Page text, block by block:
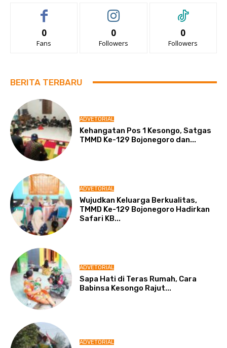
0
Fans
0
Followers
0
Followers
BERITA TERBARU
ADVETORIAL
Kehangatan Pos 1 Kesongo, Satgas
TMMD Ke-129 Bojonegoro dan...
ADVETORIAL
Wujudkan Keluarga Berkualitas,
TMMD Ke-129 Bojonegoro Hadirkan
Safari KB...
ADVETORIAL
Sapa Hati di Teras Rumah, Cara
Babinsa Kesongo Rajut...
ADVETORIAL